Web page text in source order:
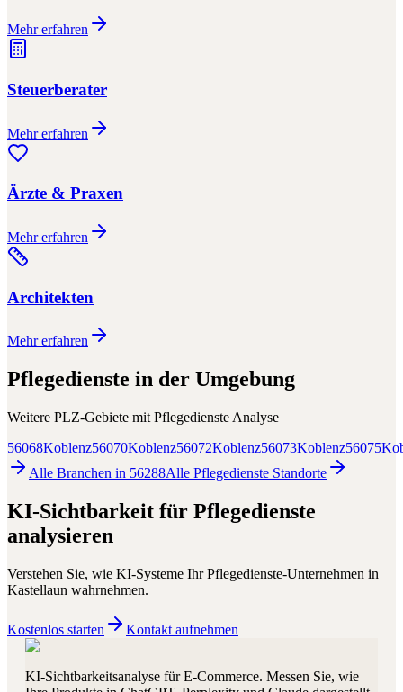
Mehr erfahren
Steuerberater
Mehr erfahren
Ärzte & Praxen
Mehr erfahren
Architekten
Mehr erfahren
Pflegedienste in der Umgebung
Weitere PLZ-Gebiete mit Pflegedienste Analyse
56068Koblenz56070Koblenz56072Koblenz56073Koblenz56075
Alle Branchen in 56288Alle Pflegedienste Standorte
KI-Sichtbarkeit für Pflegedienste
analysieren
Verstehen Sie, wie KI-Systeme IhrPflegedienste-Unternehmen in
Kastellaun wahrnehmen.
Kostenlos starten Kontakt aufnehmen
KI-Sichtbarkeitsanalyse für E-Commerce. Messen Sie, wie